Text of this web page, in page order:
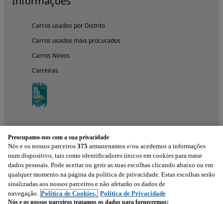
Carros usados por Distrito
Carros usados mais procurados
Carros Novos
Carreiras
Experimenta a aplicação
Preocupamo-nos com a sua privacidade
Nós e os nossos parceiros 375 armazenamos e/ou acedemos a informações
num dispositivo, tais como identificadores únicos em cookies para tratar
dados pessoais. Pode aceitar ou gerir as suas escolhas clicando abaixo ou em
qualquer momento na página da política de privacidade. Estas escolhas serão
sinalizadas aos nossos parceiros e não afetarão os dados de
navegação. Política de Cookies, Política de Privacidade
Nós e os nossos parceiros tratamos os dados para fornecermos: